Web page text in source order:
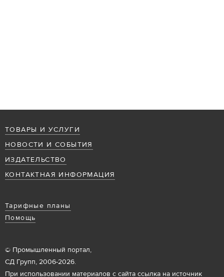
ТОВАРЫ И УСЛУГИ
НОВОСТИ И СОБЫТИЯ
ИЗДАТЕЛЬСТВО
КОНТАКТНАЯ ИНФОРМАЦИЯ
Тарифные планы
Помощь
© Промышленный портал,
СД Групп, 2006-2026.
При использовании материалов с сайта ссылка на источник